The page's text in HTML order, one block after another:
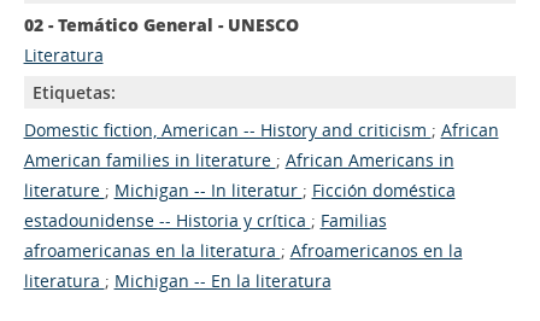
02 - Temático General - UNESCO
Literatura
Etiquetas:
Domestic fiction, American -- History and criticism ; African
American families in literature ; African Americans in
literature ; Michigan -- In literatur ; Ficción doméstica
estadounidense -- Historia y crítica ; Familias
afroamericanas en la literatura ; Afroamericanos en la
literatura ; Michigan -- En la literatura